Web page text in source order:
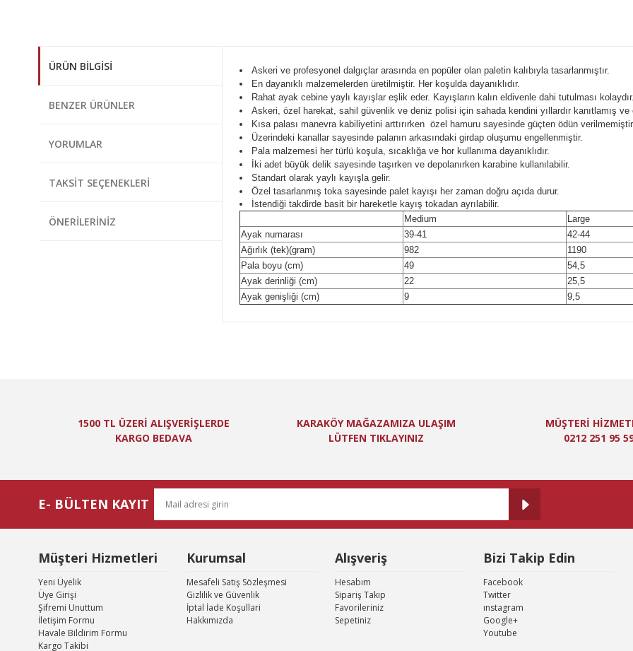
ÜRÜN BILGISI
BENZER ÜRÜNLER
YORUMLAR
TAKSIT SEÇENEKLERI
ÖNERILERINIZ
Askeri ve profesyonel dalgıçlar arasında en popüler olan paletin kalıbıyla tasarlanmıştır.
En dayanıklı malzemelerden üretilmiştir. Her koşulda dayanıklıdır.
Rahat ayak cebine yaylı kayışlar eşlik eder. Kayışların kalın eldivenle dahi tutulması kolaydır.
Askeri, özel harekat, sahil güvenlik ve deniz polisi için sahada kendini yıllardır kanıtlamış
Kısa palası manevra kabiliyetini arttırırken özel hamuru sayesinde güçten ödün
Üzerindeki kanallar sayesinde palanın arkasındaki girdap oluşumu engellenmiştir.
Pala malzemesi her türlü koşula, sıcaklığa ve hor kullanıma dayanıklıdır.
İki adet büyük delik sayesinde taşırken ve depolanırken karabine kullanılabilir.
Standart olarak yaylı kayışla gelir.
Özel tasarlanmış toka sayesinde palet kayışı her zaman doğru açıda durur.
İstendiği takdirde basit bir hareketle kayış tokadan ayrılabilir.
Medium
Large
Ayak numarası
39-41 42-44
Ağırlık (tek)(gram)
982 1190
Pala boyu (cm)
49 54,5
Ayak derinliği (cm)
22 25,5
Ayak genişliği (cm)
9 9,5
Ürün bilgilerinde hatalar bulunuyor.
1500 TL ÜZERİ ALIŞVERİŞLERDE
KARGO BEDAVA
KARAKÖY MAĞAZAMIZA ULAŞIM
LÜTFEN TIKLAYINIZ
MÜŞTERİ
0212 251 95
E- BÜLTEN KAYIT
Müşteri Hizmetleri
Yeni Üyelik
Üye Girişi
Şifremi Unuttum
İletişim Formu
Havale Bildirim Formu
Kargo Takibi
Kurumsal
Mesafeli Satış Sözleşmesi
Gizlilik ve Güvenlik
İptal İade Koşullari
Hakkımızda
Alışveriş
Hesabım
Sipariş Takip
Favorileriniz
Sepetiniz
Bizi Takip Edin
Facebook
Twitter
ınstagram
Google+
Youtube